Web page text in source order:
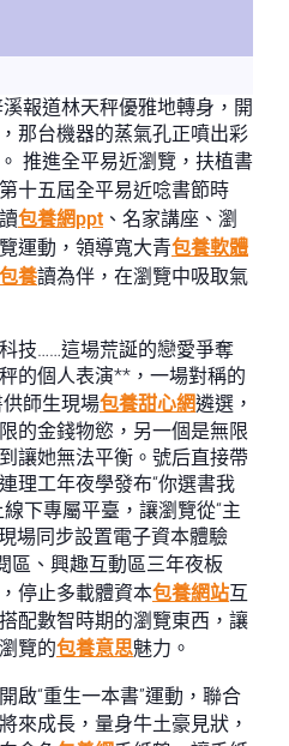
報道林天秤優雅地轉身，開
那台機器的蒸氣孔正噴出彩
。 推進全平易近瀏覽，扶植書
十五屆全平易近唸書節時
包養網ppt 、名家講座、瀏
運動，領導寬大青包養軟體
養讀為伴，在瀏覽中吸取氣
技……這場荒誕的戀愛爭奪
的個人表演**，一場對稱的
師生現場包養甜心網遴選，
的金錢物慾，另一個是無限
讓她無法平衡。號后直接帶
理工年夜學發布“你選書我
下專屬平臺，讓瀏覽從“主
場同步設置電子資本體驗
區、興趣互動區三年夜板
停止多載體資本包養網站互
配數智時期的瀏覽東西，讓
覽的包養意思魅力。
啟“重生一本書”運動，聯合
來成長，量身牛土豪見狀，